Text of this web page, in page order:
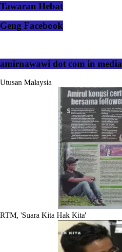
Tawaran Hebat
Geng Facebook
amirnawawi dot com in media
Utusan Malaysia
RTM, 'Suara Kita Hak Kita'